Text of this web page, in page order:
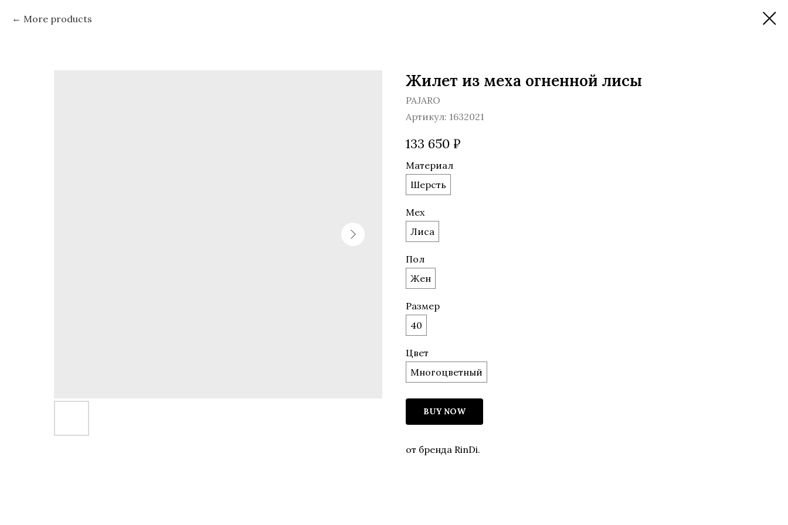
More products
Жилет из меха огненной лисы
PAJARO
Артикул: 1632021
133 650 ₽
Материал
Шерсть
Мех
Лиса
Пол
Жен
Размер
40
Цвет
Многоцветный
BUY NOW
от бренда RinDi.